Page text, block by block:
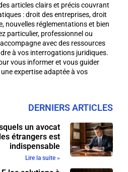
articles clairs et précis couvrant
: droit des entreprises, droit
nouvelles réglementations et bien
particulier, professionnel ou
avec des ressources
à vos interrogations juridiques.
vous informer et vous guider
expertise adaptée à vos
DERNIERS ARTICLES
un avocat
étrangers est
indispensable
Lire la suite »